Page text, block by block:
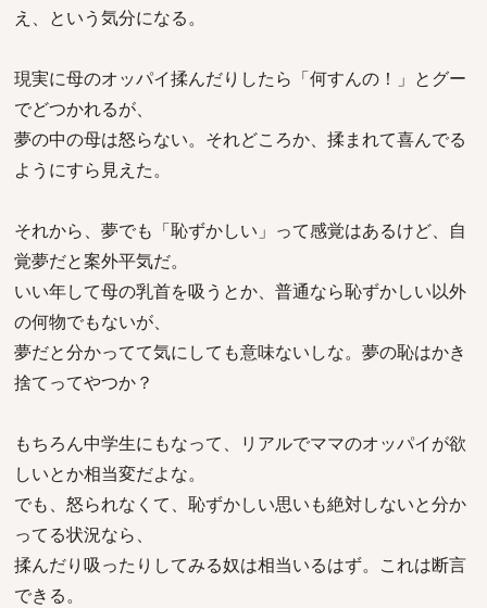
え、という気分になる。
現実に母のオッパイ揉んだりしたら「何すんの！」とグー
でどつかれるが、
夢の中の母は怒らない。それどころか、揉まれて喜んでる
ようにすら見えた。
それから、夢でも「恥ずかしい」って感覚はあるけど、自
覚夢だと案外平気だ。
いい年して母の乳首を吸うとか、普通なら恥ずかしい以外
の何物でもないが、
夢だと分かってて気にしても意味ないしな。夢の恥はかき
捨てってやつか？
もちろん中学生にもなって、リアルでママのオッパイが欲
しいとか相当変だよな。
でも、怒られなくて、恥ずかしい思いも絶対しないと分か
ってる状況なら、
揉んだり吸ったりしてみる奴は相当いるはず。これは断言
できる。